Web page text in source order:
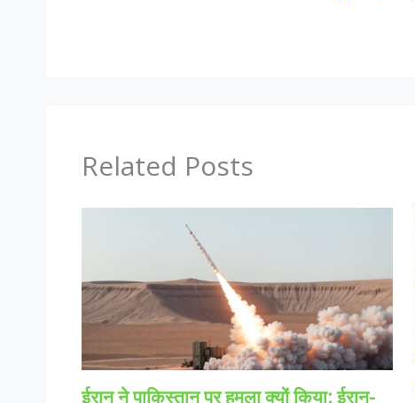
Related Posts
ईरान ने पाकिस्तान पर हमला क्यों किया: ईरान-